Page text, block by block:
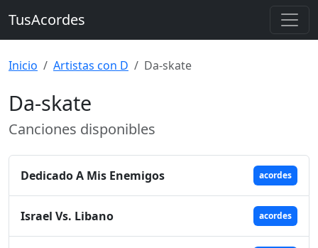
TusAcordes
Inicio Artistas con D Da-skate
Da-skate
Canciones disponibles
Dedicado A Mis Enemigos acordes
Israel Vs. Libano acordes